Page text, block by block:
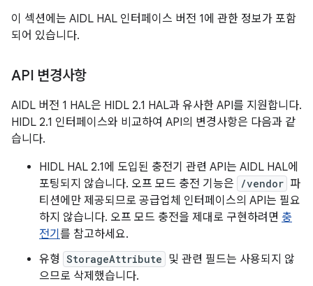
이 섹션에는 AIDL HAL 인터페이스 버전 1에 관한 정보가 포함
되어 있습니다.
API 변경사항
AIDL 버전 1 HAL은 HIDL 2.1 HAL과 유사한 API를 지원합니다.
HIDL 2.1 인터페이스와 비교하여 API의 변경사항은 다음과 같
습니다.
HIDL HAL 2.1에 도입된 충전기 관련 API는 AIDL HAL에
포팅되지 않습니다. 오프 모드 충전 기능은
/vendor 파
티션에만 제공되므로 공급업체 인터페이스의 API는 필요
하지 않습니다. 오프 모드 충전을 제대로 구현하려면 충
전기 를 참고하세요.
유형 StorageAttribute 및 관련 필드는 사용되지 않
으므로 삭제했습니다.